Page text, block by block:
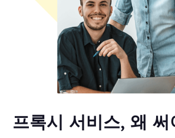
프록시 서비스, 왜 써